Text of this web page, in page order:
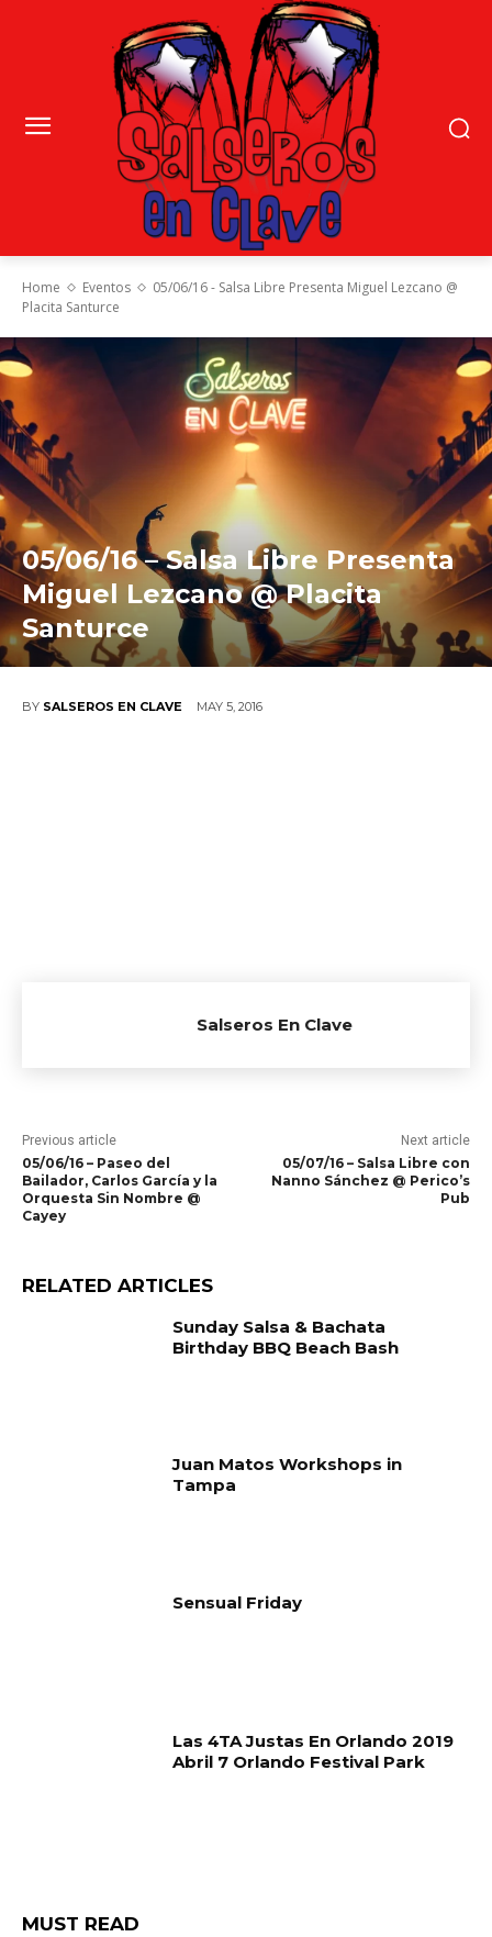
Home Eventos
05/06/16 - Salsa Libre Presenta Miguel Lezcano @
Placita Santurce
05/06/16 – Salsa Libre Presenta
Miguel Lezcano @ Placita
Santurce
BY SALSEROS EN CLAVE MAY 5, 2016
Salseros En Clave
Previous article
05/06/16 – Paseo del
Bailador, Carlos García y la
Orquesta Sin Nombre @
Cayey
Next article
05/07/16 – Salsa Libre con
Nanno Sánchez @ Perico’s
Pub
RELATED ARTICLES
Sunday Salsa & Bachata
Birthday BBQ Beach Bash
Juan Matos Workshops in
Tampa
Sensual Friday
Las 4TA Justas En Orlando 2019
Abril 7 Orlando Festival Park
MUST READ